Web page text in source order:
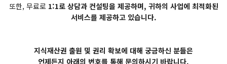
또한, 무료로1:1로 상담과 컨설팅을 제공하며, 귀하의 사업에 최적화된
서비스를 제공하고 있습니다.
지식재산권 출원 및 권리 확보에 대해 궁금하신 분들은
언제든지 아래의 번호를 통해 문의하시기 바랍니다.